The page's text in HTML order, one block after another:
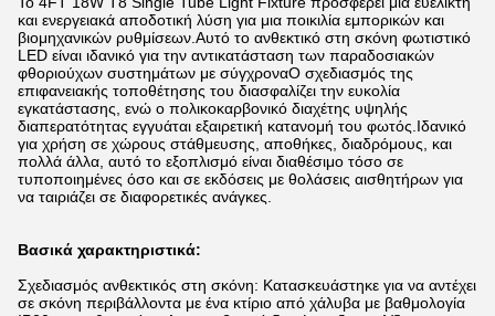
και ενεργειακά αποδοτική λύση για μια ποικιλία εμπορικών και
βιομηχανικών ρυθμίσεων.Αυτό το ανθεκτικό στη σκόνη φωτιστικό
LED είναι ιδανικό για την αντικατάσταση των παραδοσιακών
φθοριούχων συστημάτων με σύγχροναΟ σχεδιασμός της
επιφανειακής τοποθέτησης του διασφαλίζει την ευκολία
εγκατάστασης, ενώ ο πολικοκαρβονικό διαχέτης υψηλής
διαπερατότητας εγγυάται εξαιρετική κατανομή του φωτός.Ιδανικό
για χρήση σε χώρους στάθμευσης, αποθήκες, διαδρόμους, και
πολλά άλλα, αυτό το εξοπλισμό είναι διαθέσιμο τόσο σε
τυποποιημένες όσο και σε εκδόσεις με θολάσεις αισθητήρων για
να ταιριάζει σε διαφορετικές ανάγκες.
Βασικά χαρακτηριστικά:
Σχεδιασμός ανθεκτικός στη σκόνη: Κατασκευάστηκε για να αντέχει
σε σκόνη περιβάλλοντα με ένα κτίριο από χάλυβα με βαθμολογία